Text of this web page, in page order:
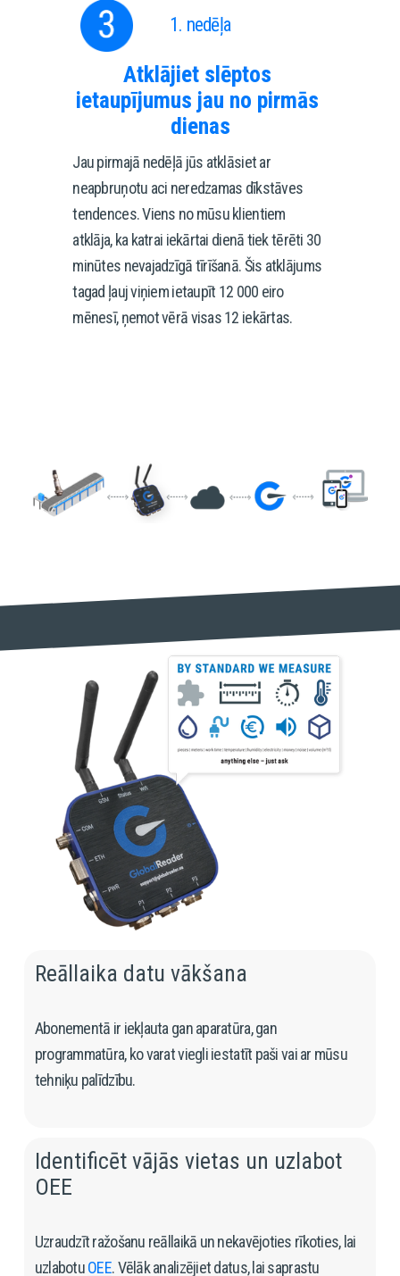
1. nedēļa
Atklājiet slēptos
ietaupījumus jau no pirmās
dienas
Jau pirmajā nedēļā jūs atklāsiet ar
neapbruņotu aci neredzamas dīkstāves
tendences. Viens no mūsu klientiem
atklāja, ka katrai iekārtai dienā tiek tērēti 30
minūtes nevajadzīgā tīrīšanā. Šis atklājums
tagad ļauj viņiem ietaupīt 12 000 eiro
mēnesī, ņemot vērā visas 12 iekārtas.
Reāllaika datu vākšana
Abonementā ir iekļauta gan aparatūra, gan
programmatūra, ko varat viegli iestatīt paši vai ar mūsu
tehniķu palīdzību.
Identificēt vājās vietas un uzlabot
OEE
Uzraudzīt ražošanu reāllaikā un nekavējoties rīkoties, lai
uzlabotu OEE. Vēlāk analizējiet datus, lai saprastu